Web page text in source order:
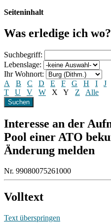
Seiteninhalt
Was erledige ich wo?
Suchbegriff:
Lebenslage:
Ihr Wohnort:
A
B C D E F G H I J
T
U V W X Y Z Alle
Interesse an der
Pool einer ATO
Änderung melden
Nr. 99080075261000
Volltext
Text überspringen